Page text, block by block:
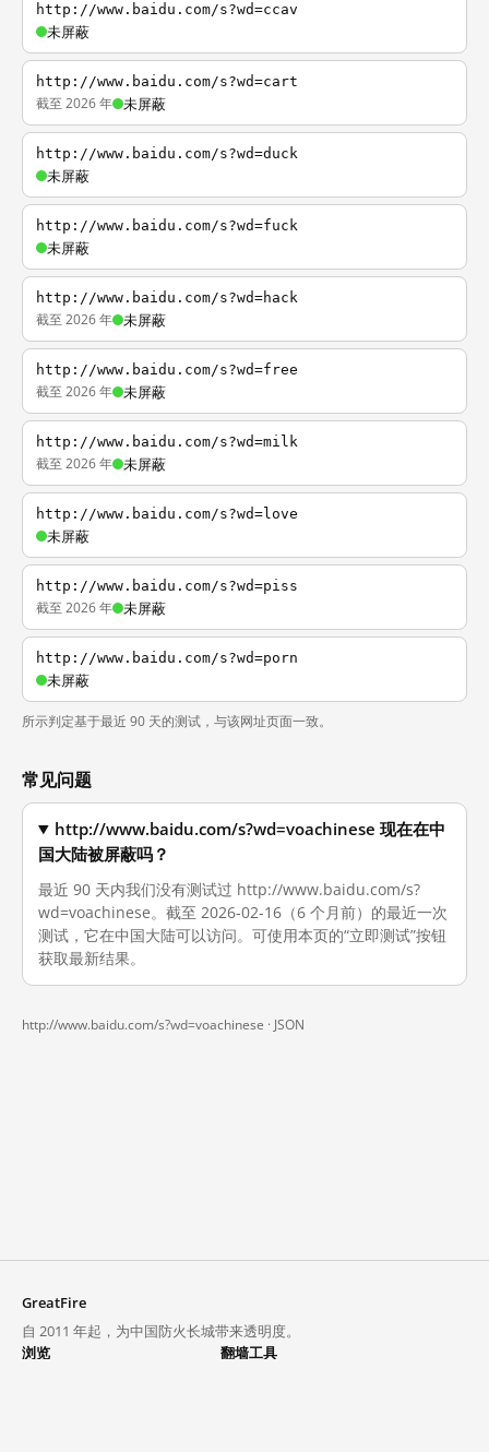
http://www.baidu.com/s?wd=ccav
未屏蔽
http://www.baidu.com/s?wd=cart
截至 2026 年 未屏蔽
http://www.baidu.com/s?wd=duck
未屏蔽
http://www.baidu.com/s?wd=fuck
未屏蔽
http://www.baidu.com/s?wd=hack
截至 2026 年 未屏蔽
http://www.baidu.com/s?wd=free
截至 2026 年 未屏蔽
http://www.baidu.com/s?wd=milk
截至 2026 年 未屏蔽
http://www.baidu.com/s?wd=love
未屏蔽
http://www.baidu.com/s?wd=piss
截至 2026 年 未屏蔽
http://www.baidu.com/s?wd=porn
未屏蔽
所示判定基于最近 90 天的测试，与该网址页面一致。
常见问题
http://www.baidu.com/s?wd=voachinese 现在在中
国大陆被屏蔽吗？
最近 90 天内我们没有测试过 http://www.baidu.com/s?
wd=voachinese。截至 2026-02-16（6 个月前）的最近一次
测试，它在中国大陆可以访问。可使用本页的“立即测试”按钮
获取最新结果。
http://www.baidu.com/s?wd=voachinese · JSON
GreatFire
自 2011 年起，为中国防火长城带来透明度。
浏览
翻墙工具